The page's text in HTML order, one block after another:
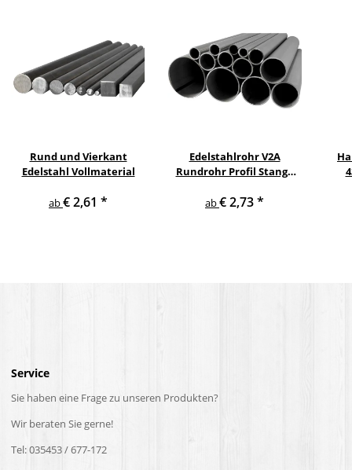
Rund und Vierkant
Edelstahl Vollmaterial
ab€ 2,61 *
Edelstahlrohr V2A
Rundrohr Profil Stange
Durchmessern
ab€ 2,73*
Service
Sie haben eine Frage zu unseren Produkten?
Wir beraten Sie gerne!
Tel: 035453 / 677-172